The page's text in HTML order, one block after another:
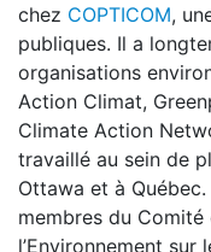
chez COPTICOM,
publiques. Il a
organisations
Action Climat,
Climate Action
travaillé au sein de
Ottawa et à
membres du
l’Environnement sur